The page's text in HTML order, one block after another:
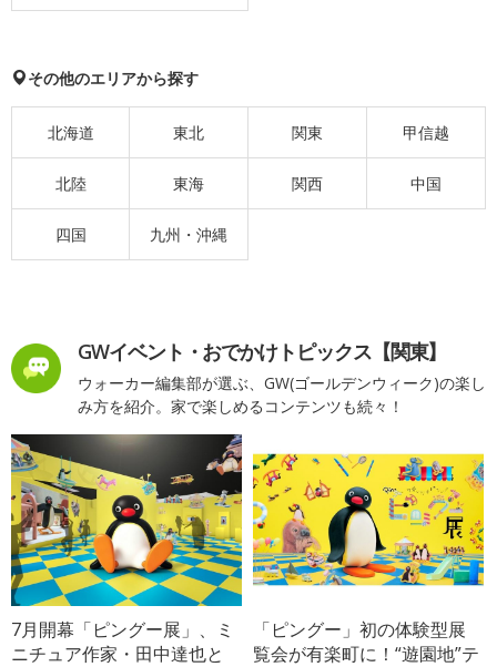
その他のエリアから探す
北海道 東北 関東 甲信越
北陸 東海 関西 中国
四国 九州・沖縄
GWイベント・おでかけトピックス【関東】
ウォーカー編集部が選ぶ、GW(ゴールデンウィーク)の楽し
み方を紹介。家で楽しめるコンテンツも続々！
7月開幕「ピングー展」、ミ
ニチュア作家・田中達也と
「ピングー」初の体験型展
覧会が有楽町に！“遊園地”テ